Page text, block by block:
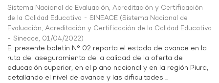
Sistema Nacional de Evaluación, Acreditación y Certificación
de la Calidad Educativa - SINEACE (Sistema Nacional de
Evaluación, Acreditación y Certificación de la Calidad Educativa
- Sineace, 01/04/2022)
El presente boletín N° 02 reporta el estado de avance en la
ruta del aseguramiento de la calidad de la oferta de
educación superior, en el plano nacional y en la región Piura,
detallando el nivel de avance y las dificultades ...